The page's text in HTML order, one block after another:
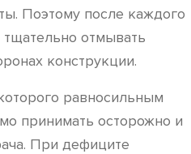
Поэтому после каждого
отмывать
конструкции.
равносильным
принимать осторожно и
При дефиците